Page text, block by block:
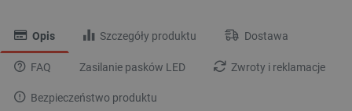
Opis Szczegóły produktu Dostawa
FAQ Zasilanie pasków LED Zwroty i reklamacje
Bezpieczeństwo produktu